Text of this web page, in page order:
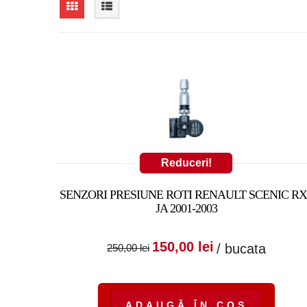
Reduceri!
SENZORI PRESIUNE ROTI RENAULT SCENIC
JA 2001-2003
250,00lei
Prețul inițial a fost:
150,00 lei Prețul curent
150,00 lei.
/ bucata